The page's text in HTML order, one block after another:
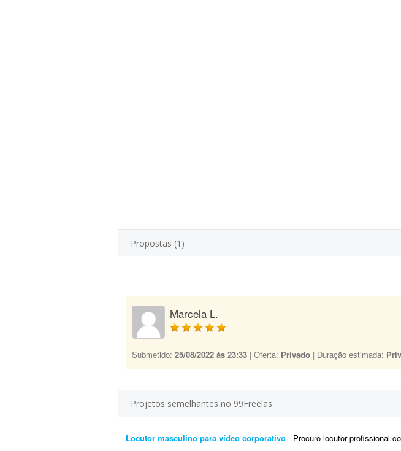
Propostas (1)
Marcela L.
Submetido: 25/08/2022 às 23:33 | Oferta: Privado | Duração estimada:
Projetos semelhantes no 99Freelas
Locutor masculino para vídeo corporativo - Procuro locutor profissional com voz